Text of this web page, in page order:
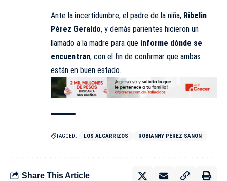
Ante la incertidumbre, el padre de la niña, Ribelin
Pérez Geraldo, y demás parientes hicieron un
llamado a la madre para que informe dónde se
encuentran, con el fin de confirmar que ambas
están en buen estado.
TAGGED: LOS ALCARRIZOS ROBIANNY PÉREZ SANON
Share This Article